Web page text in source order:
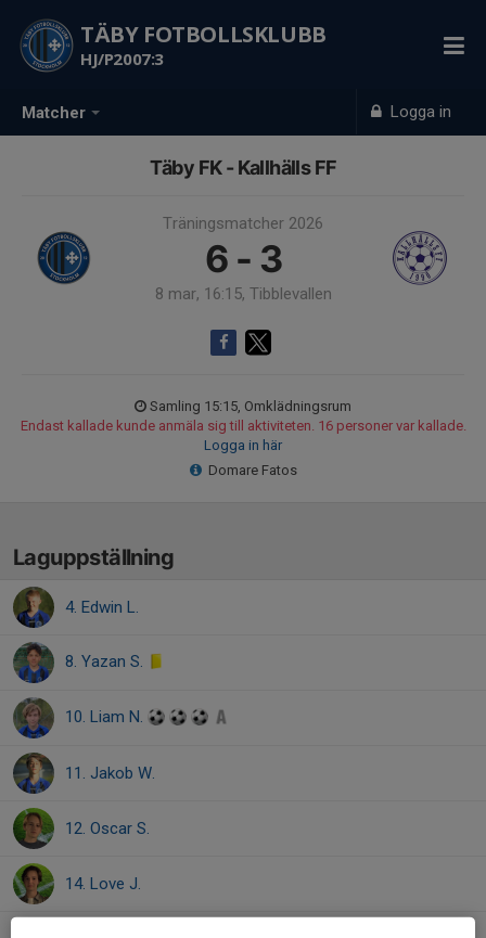
Matcher Logga in
TÄBY FOTBOLLSKLUBB
HJ/P2007:3
Täby FK - Kallhälls FF
Träningsmatcher 2026
6 - 3
8 mar, 16:15, Tibblevallen
Samling 15:15, Omklädningsrum
Endast kallade kunde anmäla sig till aktiviteten. 16 personer var kallade.
Logga in här
Domare Fatos
Laguppställning
4. Edwin L.
8. Yazan S.
10. Liam N.
11. Jakob W.
12. Oscar S.
14. Love J.